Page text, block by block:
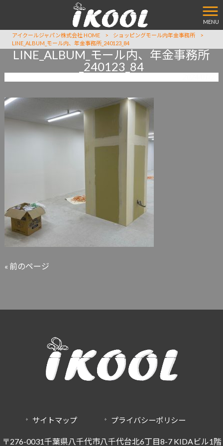
MENU
アイクールジャパン株式会社 HOME > ショッピングモール内年金事務所
>
LINE_ALBUM_モール内、年金事務所_240123_84
LINE_ALBUM_モール内、年金事務所
_240123_84
« 前のページ
サイトマップ プライバシーポリシー
〒276-0031千葉県八千代市八千代台北6丁目8-7 KIDAビル1階